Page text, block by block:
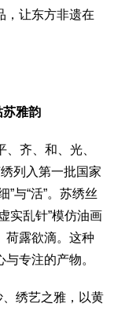
，让东方非遗在
苏雅韵
齐、和、光、
列入第一批国家
”与“活”。苏绣丝
实乱针”模仿油画
荷露欲滴。这种
专注的产物。
绣艺之雅，以黄